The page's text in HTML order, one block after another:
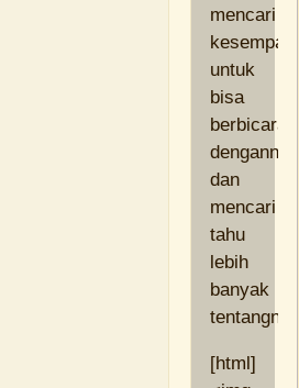
mencari
untuk
bisa
berbicara
dengannya
dan
mencari
tahu
lebih
banyak
[html]